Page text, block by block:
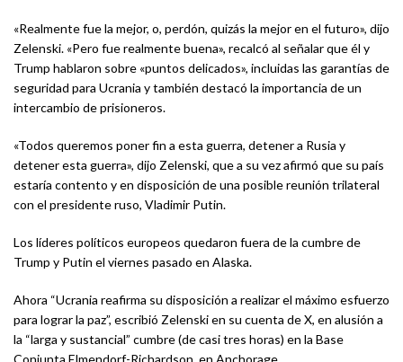
«Realmente fue la mejor, o, perdón, quizás la mejor en el futuro», dijo
Zelenski. «Pero fue realmente buena», recalcó al señalar que él y
Trump hablaron sobre «puntos delicados», incluidas las garantías de
seguridad para Ucrania y también destacó la importancia de un
intercambio de prisioneros.
«Todos queremos poner fin a esta guerra, detener a Rusia y
detener esta guerra», dijo Zelenski, que a su vez afirmó que su país
estaría contento y en disposición de una posible reunión trilateral
con el presidente ruso, Vladimir Putin.
Los líderes políticos europeos quedaron fuera de la cumbre de
Trump y Putin el viernes pasado en Alaska.
Ahora “Ucrania reafirma su disposición a realizar el máximo esfuerzo
para lograr la paz”, escribió Zelenski en su cuenta de X, en alusión a
la “larga y sustancial” cumbre (de casi tres horas) en la Base
Conjunta Elmendorf-Richardson, en Anchorage.